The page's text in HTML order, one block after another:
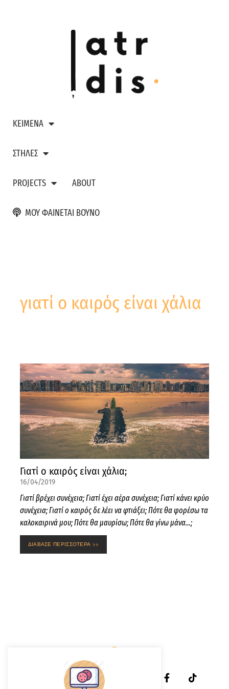
ΚΕΙΜΕΝΑ
ΣΤΗΛΕΣ
PROJECTS ABOUT
ΜΟΥ ΦΑΙΝΕΤΑΙ ΒΟΥΝΟ
γιατί ο καιρός είναι χάλια
Γιατί ο καιρός είναι χάλια;
16/04/2019
Γιατί βρέχει συνέχεια; Γιατί έχει αέρα συνέχεια; Γιατί κάνει κρύο
συνέχεια; Γιατί ο καιρός δε λέει να φτιάξει; Πότε θα φορέσω τα
καλοκαιρινά μου; Πότε θα μαυρίσω; Πότε θα γίνω μάνα…;
ΔΙΑΒΑΣΕ ΠΕΡΙΣΣΟΤΕΡΑ >>